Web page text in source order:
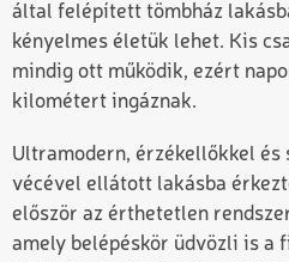
által felépített tömbház
kényelmes életük lehet. Kis
mindig ott működik, ezért
kilométert ingáznak.
Ultramodern, érzékellőkkel és
vécével ellátott lakásba
először az érthetetlen
amely belépéskör üdvözli is a